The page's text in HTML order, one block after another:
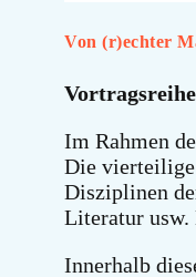
Von (r)echter
Im Rahmen
Die vierteilige
Disziplinen
Literatur usw.
Innerhalb